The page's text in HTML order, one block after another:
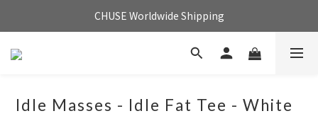
CHUSE Worldwide Shipping
Idle Masses - Idle Fat Tee - White